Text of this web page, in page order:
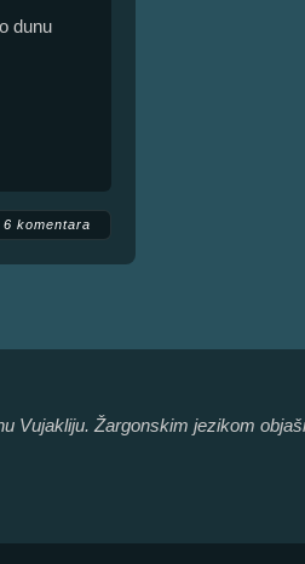
dunu
6 komentara
Vujakliju. Žargonskim jezikom